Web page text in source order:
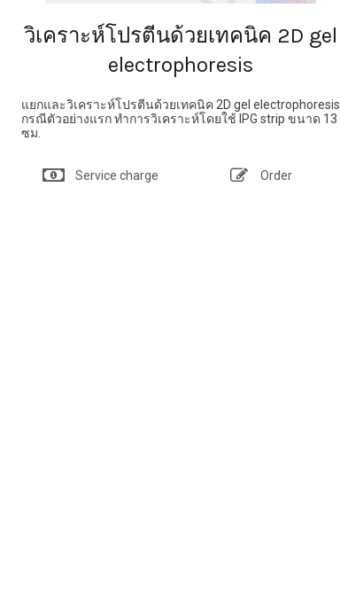
วิเคราะห์โปรตีนด้วยเทคนิค 2D gel
electrophoresis
แยกและวิเคราะห์โปรตีนด้วยเทคนิค 2D gel electrophoresis
กรณีตัวอย่างแรก ทำการวิเคราะห์โดยใช้ IPG strip ขนาด 13
ซม.
Service charge Order